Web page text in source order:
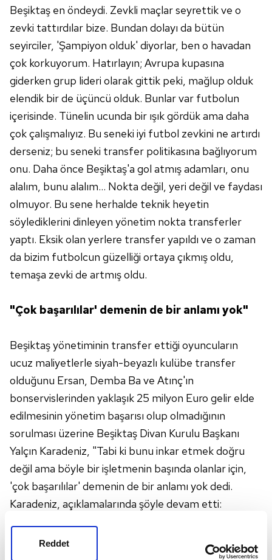
Reddet
Beşiktaş en öndeydi. Zevkli maçlar seyrettik ve o
zevki tattırdılar bize. Bundan dolayı da bütün
seyirciler, 'Şampiyon olduk' diyorlar, ben o havadan
çok korkuyorum. Hatırlayın; Avrupa kupasına
giderken grup lideri olarak gittik peki, mağlup olduk
elendik bir de üçüncü olduk. Bunlar var futbolun
içerisinde. Tünelin ucunda bir ışık gördük ama daha
çok çalışmalıyız. Bu seneki iyi futbol zevkini ne artırdı
derseniz; bu seneki transfer politikasına bağlıyorum
onu. Daha önce Beşiktaş'a gol atmış adamları, onu
alalım, bunu alalım… Nokta değil, yeri değil ve faydası
olmuyor. Bu sene herhalde teknik heyetin
söylediklerini dinleyen yönetim nokta transferler
yaptı. Eksik olan yerlere transfer yapıldı ve o zaman
da bizim futbolcun güzelliği ortaya çıkmış oldu,
temaşa zevki de artmış oldu.
"Çok başarılılar' demenin de bir anlamı yok"
Beşiktaş yönetiminin transfer ettiği oyuncuların
ucuz maliyetlerle siyah-beyazlı kulübe transfer
olduğunu Ersan, Demba Ba ve Atınç'ın
bonservislerinden yaklaşık 25 milyon Euro gelir elde
edilmesinin yönetim başarısı olup olmadığının
sorulması üzerine Beşiktaş Divan Kurulu Başkanı
Yalçın Karadeniz, "Tabi ki bunu inkar etmek doğru
değil ama böyle bir işletmenin başında olanlar için,
'çok başarılılar' demenin de bir anlamı yok dedi.
Karadeniz, açıklamalarında şöyle devam etti:
ilişkidir, satılması gereken yerde satılmıştır ve iyi
noktada satılmıştır. İlla burada başarı çıkararak kimse